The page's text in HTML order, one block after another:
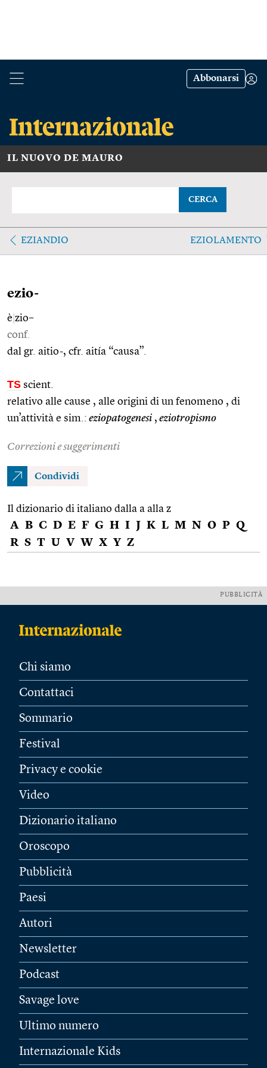
Abbonarsi
IL NUOVO DE MAURO
CERCA
EZIANDIO EZIOLAMENTO
ezio-
è zio–
conf.
dal gr. aitio-, cfr. aitía “causa”.
TS scient.
relativo alle cause , alle origini di un fenomeno , di
un’attività e sim.: eziopatogenesi , eziotropismo
Correzioni e suggerimenti
Condividi
Il dizionario di italiano dalla a alla z
A B C D E F G H I J K L M N O P Q
R S T U V W X Y Z
PUBBLICITÀ
Chi siamo
Contattaci
Sommario
Festival
Privacy e cookie
Video
Dizionario italiano
Oroscopo
Pubblicità
Paesi
Autori
Newsletter
Podcast
Savage love
Ultimo numero
Internazionale Kids